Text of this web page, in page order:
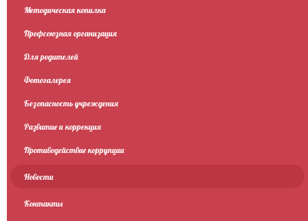
Методическая копилка
Профсоюзная организация
Для родителей
Фотогалерея
Безопасность учреждения
Развитие и коррекция
Противодействие коррупции
Новости
Контакты